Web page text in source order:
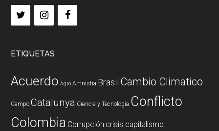
ETIQUETAS
Acuerdo Agro Amnistia Brasil Cambio Climatico
Campo Catalunya Ciencia y Tecnología Conflicto
Colombia Corrupción crisis capitalismo